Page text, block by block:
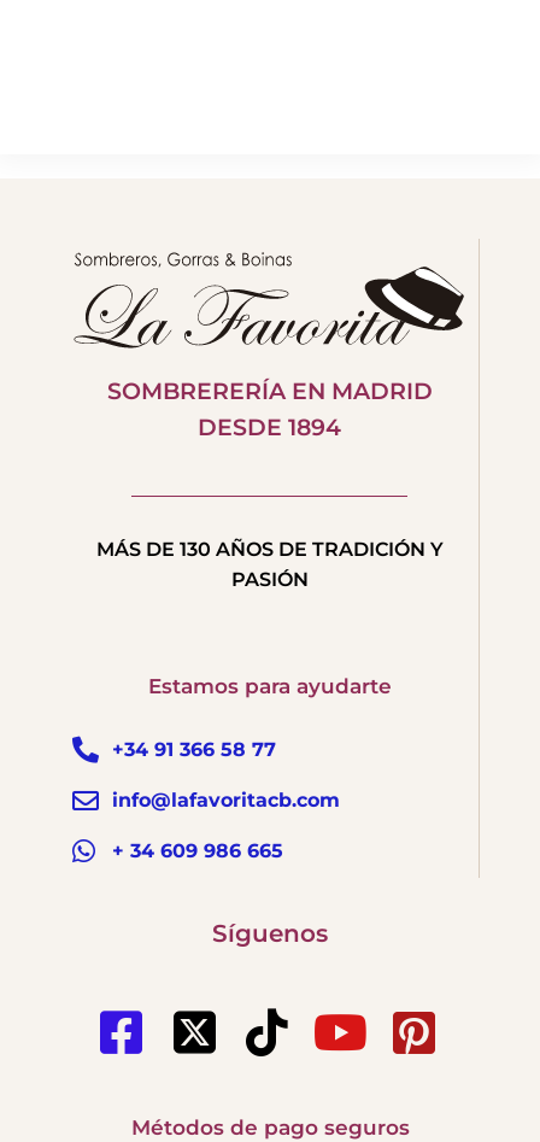
SOMBRERERÍA EN MADRID
DESDE 1894
MÁS DE 130 AÑOS DE TRADICIÓN Y
PASIÓN
Estamos para ayudarte
+34 91 366 58 77
info@lafavoritacb.com
+ 34 609 986 665
Síguenos
Métodos de pago seguros